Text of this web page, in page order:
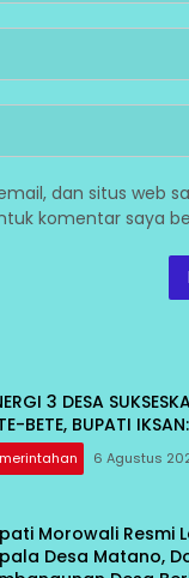
dan situs web
komentar saya
3 DESA
BETE, BUPATI
6 Agustus
Morowali Resmi
Desa Matano,